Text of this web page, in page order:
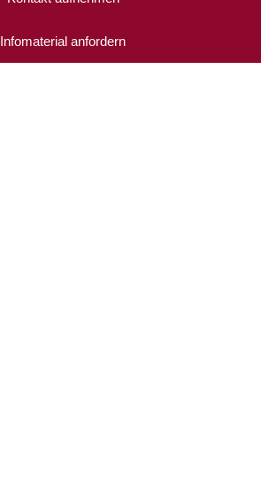
Infomaterial anfordern